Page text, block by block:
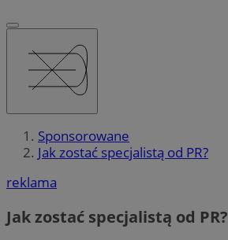
Sponsorowane
Jak zostać specjalistą od PR?
reklama
Jak zostać specjalistą od PR?